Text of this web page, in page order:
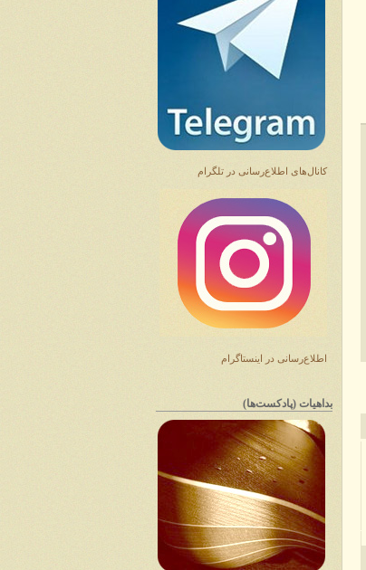
کانال‌های اطلاع‌رسانی در تلگرام
اطلاع‌رسانی در اینستاگرام
بداهیات (پادکست‌ها)